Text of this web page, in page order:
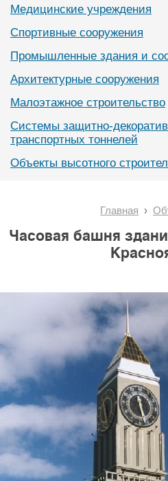
Медицинские учреждения
Спортивные сооружения
Промышленные здания и
Архитектурные сооружения
Малоэтажное строительство
Системы защитно-
транспортных тоннелей
Объекты высотного
Главная
Часовая башня